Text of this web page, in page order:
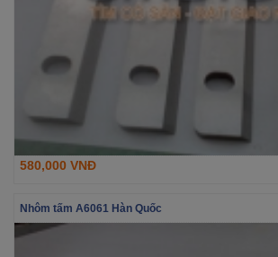
580,000 VNĐ
Nhôm tấm A6061 Hàn Quốc